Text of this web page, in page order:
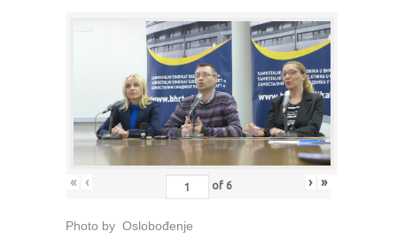
« ‹ of 6 › »
Photo by Oslobođenje